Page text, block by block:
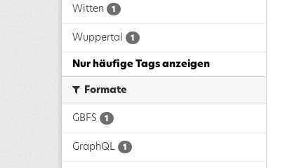
Witten 1
Wuppertal 1
Nur häufige Tags anzeigen
Formate
GBFS 1
GraphQL 1